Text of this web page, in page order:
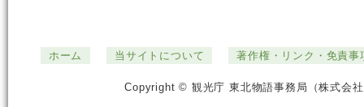
ホーム 当サイトについて 著作権・リンク・免責事
Copyright © 観光庁 東北物語事務局（株式会